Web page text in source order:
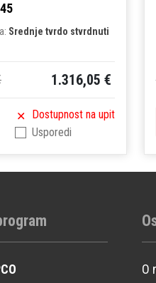
Srednje tvrdo stvrdnuti
1.316,05 €
Dostupnost na upit
Usporedi
O